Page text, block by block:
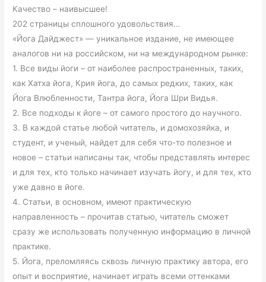
Качество – наивысшее!
202 страницы сплошного удовольствия…
«Йога Дайджест» — уникальное издание, не имеющее
аналогов ни на российском, ни на международном рынке:
1. Все виды йоги – от наиболее распространенных, таких,
как Хатха йога, Крия йога, до самых редких, таких, как
Йога Влюбленности, Тантра йога, Йога Шри Видья.
2. Все подходы к йоге – от самого простого до научного.
3. В каждой статье любой читатель, и домохозяйка, и
студент, и ученый, найдет для себя что-то полезное и
новое – статьи написаны так, чтобы представлять интерес
и для тех, кто только начинает изучать йогу, и для тех, кто
уже давно в йоге.
4. Статьи, в основном, имеют практическую
направленность – прочитав статью, читатель сможет
сразу же использовать полученную информацию в личной
практике.
5. Йога, преломляясь сквозь личную практику автора, его
опыт и восприятие, начинает играть всеми оттенками